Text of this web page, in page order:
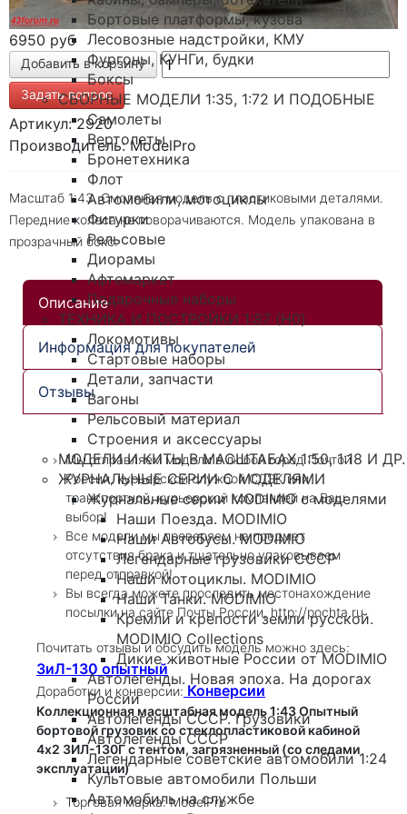
Бортовые платформы, кузова
Лесовозные надстройки, КМУ
Фургоны, КУНГи, будки
Боксы
СБОРНЫЕ МОДЕЛИ 1:35, 1:72 И ПОДОБНЫЕ
Самолеты
Вертолеты
Бронетехника
Флот
Автомобили, мотоциклы
Фигурки
Рельсовые
Диорамы
Афтемаркет
Подарочные наборы
ТЕХНИКА И ПОСТРОЙКИ 1:87 (H0)
Локомотивы
Стартовые наборы
Детали, запчасти
Вагоны
Рельсовый материал
Строения и аксессуары
МОДЕЛИ И КИТЫ В МАСШТАБАХ 1:50, 1:18 И ДР.
ЖУРНАЛЬНЫЕ СЕРИИ С МОДЕЛЯМИ
Журнальные серии MODIMIO с моделями
Наши Поезда. MODIMIO
Наши Автобусы. MODIMIO
Легендарные грузовики СССР
Наши мотоциклы. MODIMIO
Наши Танки. MODIMIO
Кремли и крепости земли русской.
MODIMIO Collections
Дикие животные России от MODIMIO
Автолегенды. Новая эпоха. На дорогах
России
Автолегенды СССР. Грузовики
Автолегенды СССР
Легендарные советские автомобили 1:24
Культовые автомобили Польши
Автомобиль на службе
6950 руб
Задать вопрос
Артикул: 2920
Производитель: ModelPro
Масштаб 1:43. Смоляная модель с пластиковыми деталями.
Передние колеса не поворачиваются. Модель упакована в
прозрачный бокс.
Описание
Информация для покупателей
Отзывы
Мы отправляем модели в любой город Почтой
России, курьерской службой СДЭК или
транспортной, курьерской компанией на Ваш
выбор!
Все модели мы проверяем на предмет
отсутствия брака и тщательно упаковываем
перед отправкой!
Вы всегда можете проследить местонахождение
посылки на сайте Почты России, http://pochta.ru
Почитать отзывы и обсудить модель можно здесь:
ЗиЛ-130 опытный
Доработки и конверсии:Конверсии
Коллекционная масштабная модель 1:43 Опытный
бортовой грузовик со стеклопластиковой кабиной
4х2 ЗИЛ-130Г с тентом, загрязненный (со следами
эксплуатации)
Торговая марка: ModelPro